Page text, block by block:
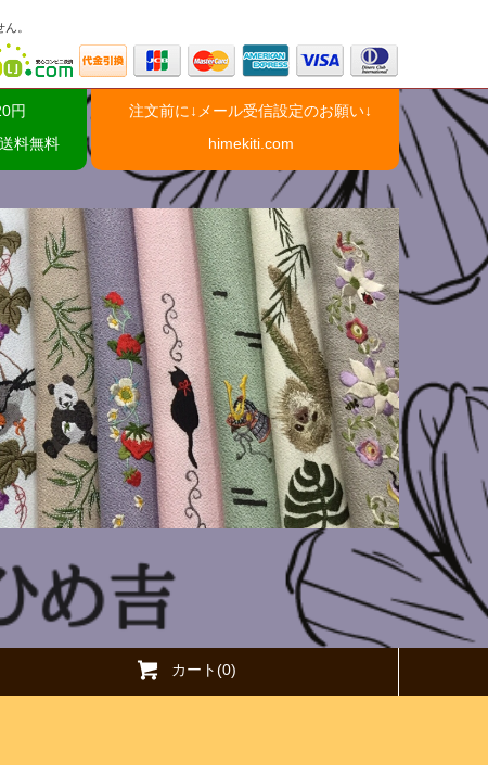
。
円
料無料
注文前に↓メール受信設定のお願い↓
himekiti.com
カート(0)